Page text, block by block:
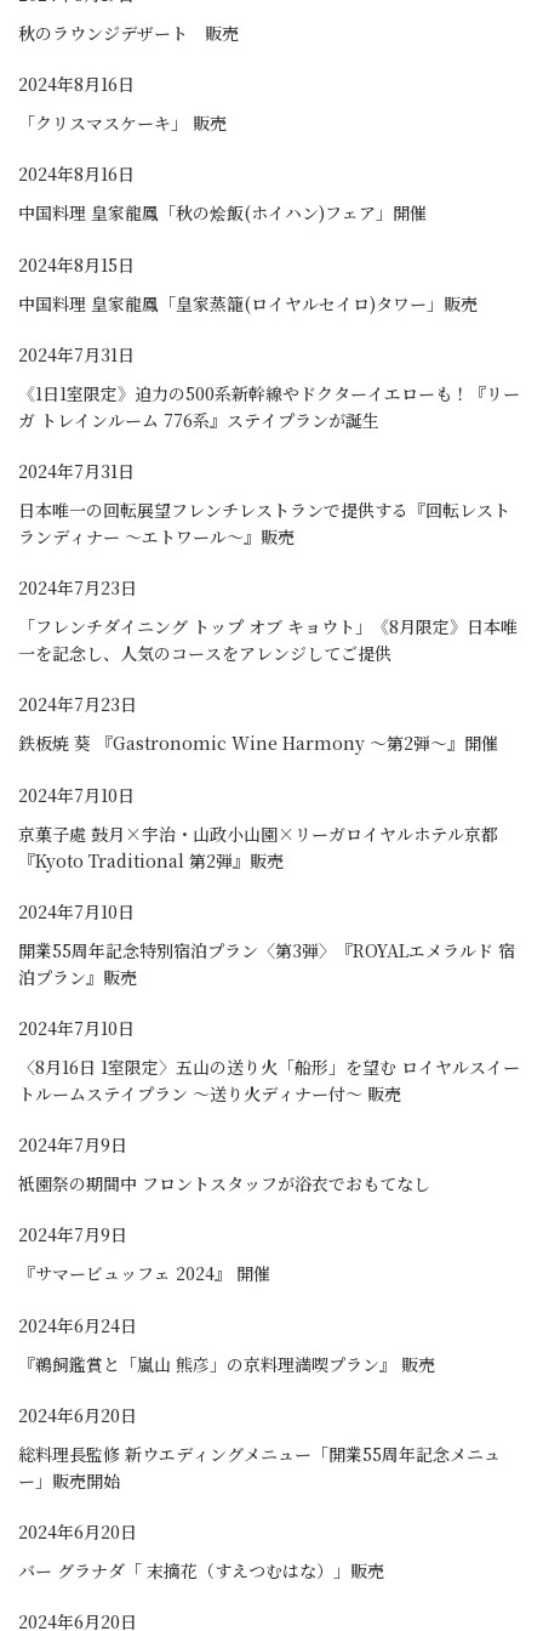
秋のラウンジデザート 販売
2024年8月16日
「クリスマスケーキ」 販売
2024年8月16日
中国料理 皇家龍鳳「秋の烩飯(ホイハン)フェア」開催
2024年8月15日
中国料理 皇家龍鳳「皇家蒸籠(ロイヤルセイロ)タワー」販売
2024年7月31日
《1日1室限定》迫力の500系新幹線やドクターイエローも！『リー
ガ トレインルーム 776系』ステイプランが誕生
2024年7月31日
日本唯一の回転展望フレンチレストランで提供する『回転レスト
ランディナー ～エトワール～』販売
2024年7月23日
「フレンチダイニング トップ オブ キョウト」《8月限定》日本唯
一を記念し、人気のコースをアレンジしてご提供
2024年7月23日
鉄板焼 葵 『Gastronomic Wine Harmony ～第2弾～』開催
2024年7月10日
京菓子處 鼓月×宇治・山政小山園×リーガロイヤルホテル京都
『Kyoto Traditional 第2弾』販売
2024年7月10日
開業55周年記念特別宿泊プラン〈第3弾〉『ROYALエメラルド 宿
泊プラン』販売
2024年7月10日
〈8月16日 1室限定〉五山の送り火「船形」を望む ロイヤルスイー
トルームステイプラン ～送り火ディナー付～ 販売
2024年7月9日
衹園祭の期間中 フロントスタッフが浴衣でおもてなし
2024年7月9日
『サマービュッフェ 2024』 開催
2024年6月24日
『鵜飼鑑賞と「嵐山 熊彦」の京料理満喫プラン』 販売
2024年6月20日
総料理長監修 新ウエディングメニュー「開業55周年記念メニュ
ー」販売開始
2024年6月20日
バー グラナダ「 末摘花（すえつむはな）」販売
2024年6月20日